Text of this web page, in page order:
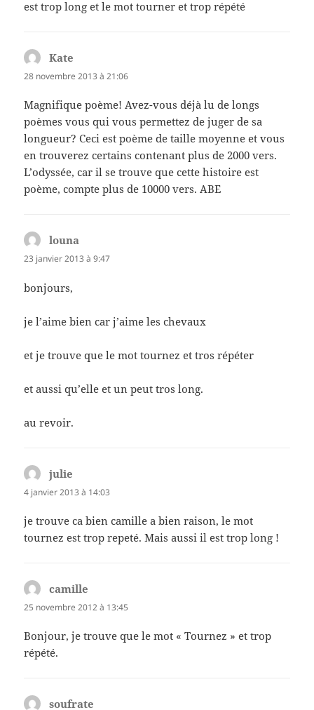
est trop long et le mot tourner et trop répété
Kate
28 novembre 2013 à 21:06
Magnifique poème! Avez-vous déjà lu de longs
poèmes vous qui vous permettez de juger de sa
longueur? Ceci est poème de taille moyenne et vous
en trouverez certains contenant plus de 2000 vers.
L’odyssée, car il se trouve que cette histoire est
poème, compte plus de 10000 vers. ABE
louna
23 janvier 2013 à 9:47
bonjours,
je l’aime bien car j’aime les chevaux
et je trouve que le mot tournez et tros répéter
et aussi qu’elle et un peut tros long.
au revoir.
julie
4 janvier 2013 à 14:03
je trouve ca bien camille a bien raison, le mot
tournez est trop repeté. Mais aussi il est trop long !
camille
25 novembre 2012 à 13:45
Bonjour, je trouve que le mot « Tournez » et trop
répété.
soufrate